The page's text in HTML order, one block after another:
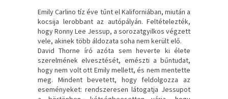
Emily Carlino tíz éve tűnt el Kaliforniában, miután a
kocsija lerobbant az autópályán. Feltételezték,
hogy Ronny Lee Jessup, a sorozatgyilkos végzett
vele, akinek több áldozata soha nem került elő.
David Thorne író azóta sem heverte ki élete
szerelmének elvesztését, emészti a bűntudat,
hogy nem volt ott Emily mellett, és nem mentette
meg. Mindent bevetett, hogy feldolgozza az
eseményeket: rendszeresen látogatja Jessupot